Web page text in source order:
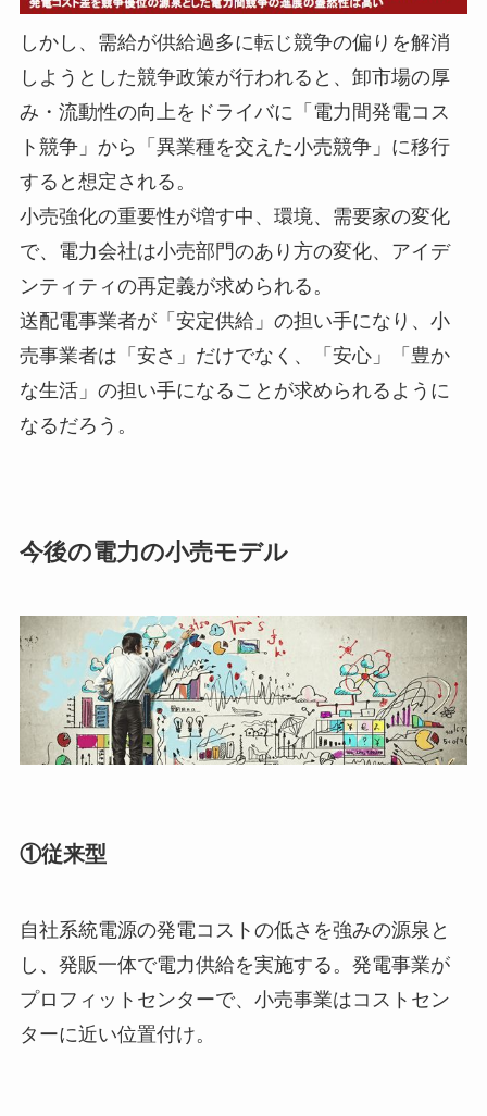
しかし、需給が供給過多に転じ競争の偏りを解消
しようとした競争政策が行われると、卸市場の厚
み・流動性の向上をドライバに「電力間発電コス
ト競争」から「異業種を交えた小売競争」に移行
すると想定される。
小売強化の重要性が増す中、環境、需要家の変化
で、電力会社は小売部門のあり方の変化、アイデ
ンティティの再定義が求められる。
送配電事業者が「安定供給」の担い手になり、小
売事業者は「安さ」だけでなく、「安心」「豊か
な生活」の担い手になることが求められるように
なるだろう。
今後の電力の小売モデル
①従来型
自社系統電源の発電コストの低さを強みの源泉と
し、発販一体で電力供給を実施する。発電事業が
プロフィットセンターで、小売事業はコストセン
ターに近い位置付け。